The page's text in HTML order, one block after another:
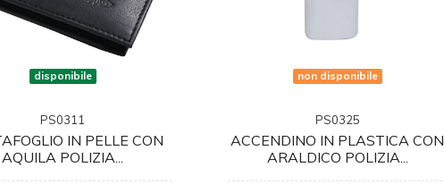
disponibile
PS0311
IN PELLE CON
AQUILA POLIZIA...
non disponibile
PS0325
ACCENDINO IN PLASTICA CON
ARALDICO POLIZIA...